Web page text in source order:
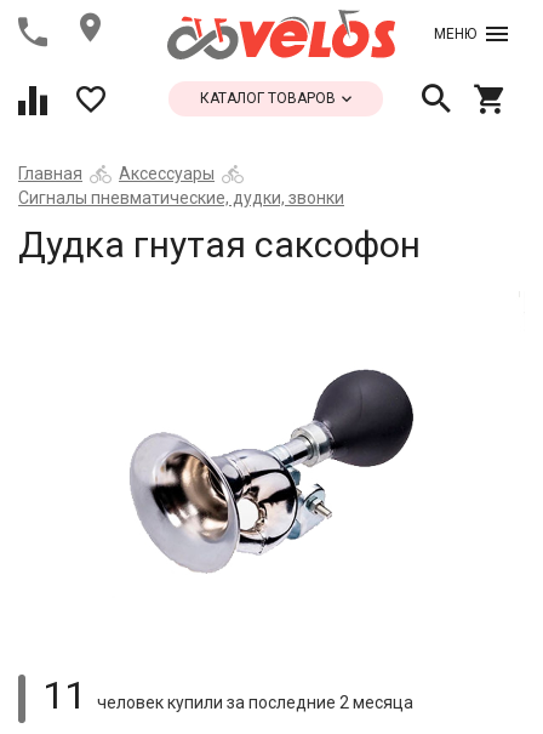
МЕНЮ
КАТАЛОГ ТОВАРОВ
Главная
Аксессуары
Сигналы пневматические, дудки, звонки
Дудка гнутая саксофон
11 человек купили за последние 2 месяца